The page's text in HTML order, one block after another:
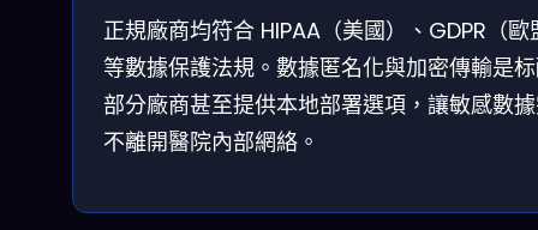
正規廠商均符合 HIPAA（美國）、GDPR（歐
等數據保護法規。數據匿名化與加密傳輸是
部分廠商甚至提供本地部署選項，讓敏感數
不離開醫院內部網絡。